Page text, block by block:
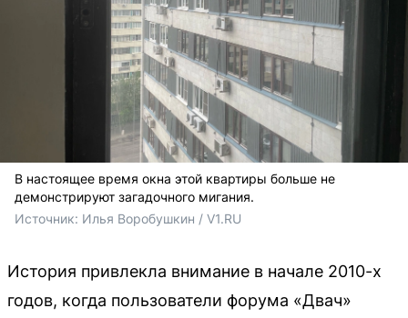
В настоящее время окна этой квартиры больше не
демонстрируют загадочного мигания.
Источник: Илья Воробушкин / V1.RU
История привлекла внимание в начале 2010-х
годов, когда пользователи форума «Двач»